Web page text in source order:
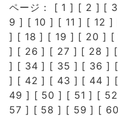
ページ： [ 1 ] [ 2 ] [ 3
9 ] [ 10 ] [ 11 ] [ 12 ]
] [ 18 ] [ 19 ] [ 20 ] [
] [ 26 ] [ 27 ] [ 28 ] [
] [ 34 ] [ 35 ] [ 36 ] [
] [ 42 ] [ 43 ] [ 44 ] [
49 ] [ 50 ] [ 51 ] [ 52
57 ] [ 58 ] [ 59 ] [ 60